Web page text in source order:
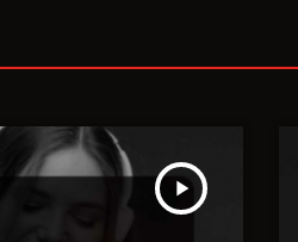
play_arrow